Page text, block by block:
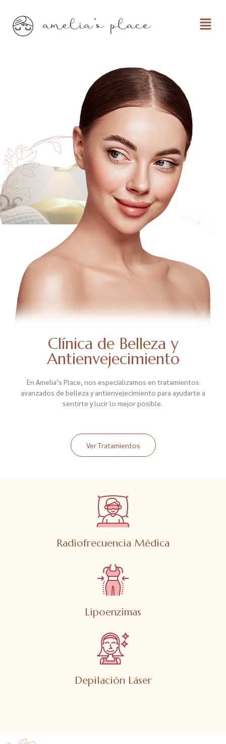
Clínica de Belleza y
Antienvejecimiento
En Amelia’s Place, nos especializamos en tratamientos
avanzados de belleza y antienvejecimiento para ayudarte a
sentirte y lucir lo mejor posible.
Ver Tratamientos
Radiofrecuencia Médica
Lipoenzimas
Depilación Láser